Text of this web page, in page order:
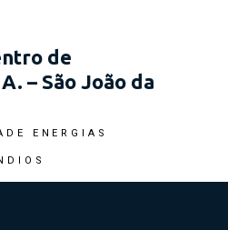
de
– São João da
ENERGIAS